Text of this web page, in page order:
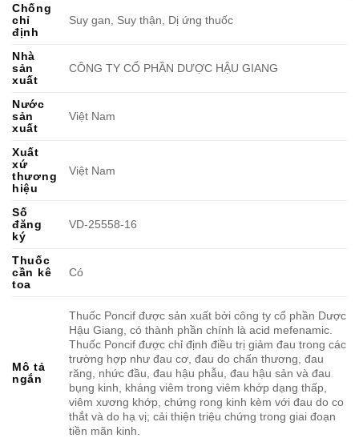
Chống
chỉ
định
Suy gan, Suy thận, Dị ứng thuốc
Nhà
sản
xuất
CÔNG TY CỔ PHẦN DƯỢC HẬU GIANG
Nước
sản
xuất
Việt Nam
Xuất
xứ
thương
hiệu
Việt Nam
Số
đăng
ký
VD-25558-16
Thuốc
cần kê
toa
Có
Mô tả
ngắn
Thuốc Poncif được sản xuất bởi công ty cổ phần Dược
Hậu Giang, có thành phần chính là acid mefenamic.
Thuốc Poncif được chỉ định điều trị giảm đau trong các
trường hợp như đau cơ, đau do chấn thương, đau
răng, nhức đầu, đau hậu phẫu, đau hậu sản và đau
bụng kinh, kháng viêm trong viêm khớp dạng thấp,
viêm xương khớp, chứng rong kinh kèm với đau do co
thắt và do hạ vị; cải thiện triệu chứng trong giai đoạn
tiền mãn kinh.